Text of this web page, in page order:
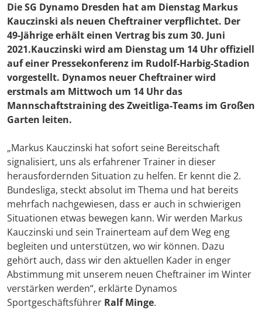
Die SG Dynamo Dresden hat am Dienstag Markus
Kauczinski als neuen Cheftrainer verpflichtet. Der
49-Jährige erhält einen Vertrag bis zum 30. Juni
2021.Kauczinski wird am Dienstag um 14 Uhr offiziell
auf einer Pressekonferenz im Rudolf-Harbig-Stadion
vorgestellt. Dynamos neuer Cheftrainer wird
erstmals am Mittwoch um 14 Uhr das
Mannschaftstraining des Zweitliga-Teams im Großen
Garten leiten.
„Markus Kauczinski hat sofort seine Bereitschaft
signalisiert, uns als erfahrener Trainer in dieser
herausfordernden Situation zu helfen. Er kennt die 2.
Bundesliga, steckt absolut im Thema und hat bereits
mehrfach nachgewiesen, dass er auch in schwierigen
Situationen etwas bewegen kann. Wir werden Markus
Kauczinski und sein Trainerteam auf dem Weg eng
begleiten und unterstützen, wo wir können. Dazu
gehört auch, dass wir den aktuellen Kader in enger
Abstimmung mit unserem neuen Cheftrainer im Winter
verstärken werden“, erklärte Dynamos
Sportgeschäftsführer Ralf Minge.